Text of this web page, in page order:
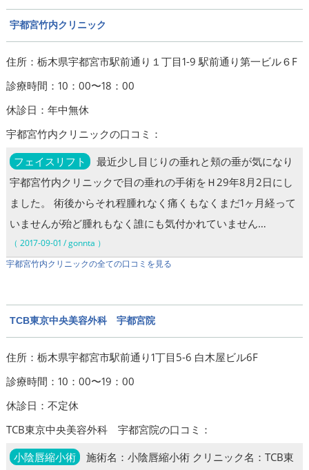
宇都宮竹内クリニック
住所：栃木県宇都宮市駅前通り１丁目1-9 駅前通り第一ビル６F
診療時間：10：00〜18：00
休診日：年中無休
宇都宮竹内クリニックの口コミ：
フェイスリフト
最近少し目じりの垂れと頬の垂が気になり
宇都宮竹内クリニックで目の垂れの手術をＨ29年8月2日にし
ました。 術後からそれ程腫れなく痛くもなくまだ1ヶ月経って
いませんが殆ど腫れもなく誰にも気付かれていません…
（ 2017-09-01 / gonnta ）
宇都宮竹内クリニックの全ての口コミを見る
TCB東京中央美容外科 宇都宮院
住所：栃木県宇都宮市駅前通り1丁目5-6 白木屋ビル6F
診療時間：10：00〜19：00
休診日：不定休
TCB東京中央美容外科 宇都宮院の口コミ：
小陰唇縮小術
施術名：小陰唇縮小術 クリニック名：TCB東